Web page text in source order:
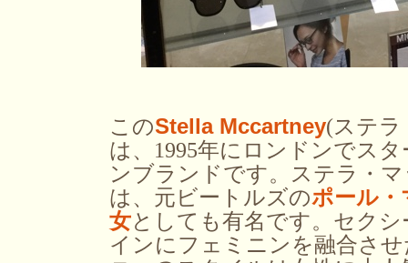
このStella Mccartney(ステラ
は、1995年にロンドンでス
ンブランドです。ステラ・
は、元ビートルズのポール・
女としても有名です。セク
インにフェミニンを融合さ